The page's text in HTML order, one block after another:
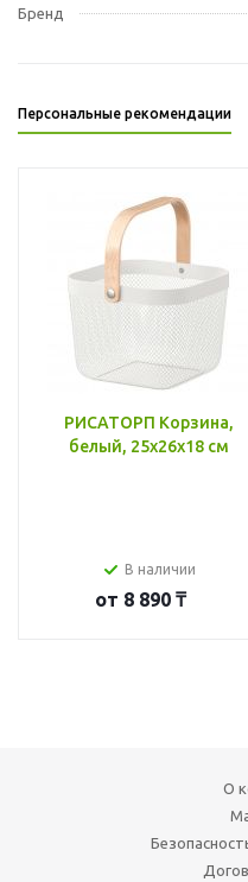
Бренд
Персональные рекомендации
РИСАТОРП Корзина,
белый, 25x26x18 см
В наличии
от 8 890 ₸
О